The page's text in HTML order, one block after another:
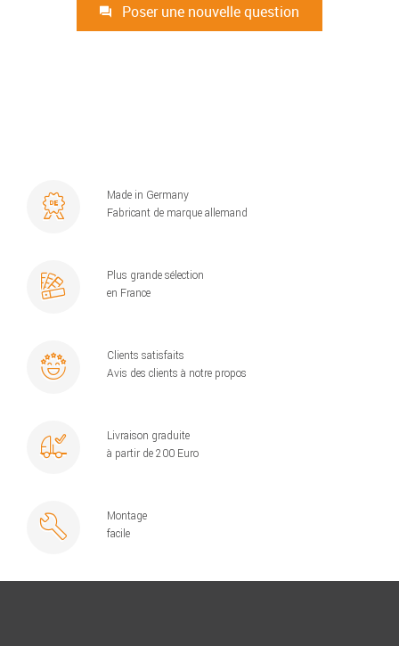
Poser une nouvelle question
Made in Germany
Fabricant de marque allemand
Plus grande sélection
en France
Clients satisfaits
Avis des clients à notre propos
Livraison graduite
à partir de 200 Euro
Montage
facile